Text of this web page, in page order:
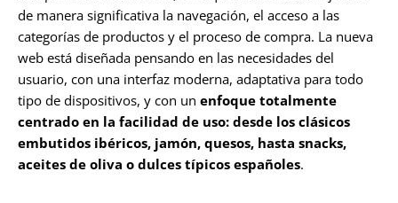
de manera significativa la navegación, el acceso a las
categorías de productos y el proceso de compra. La nueva
web está diseñada pensando en las necesidades del
usuario, con una interfaz moderna, adaptativa para todo
tipo de dispositivos, y con un enfoque totalmente
centrado en la facilidad de uso: desde los clásicos
embutidos ibéricos, jamón, quesos, hasta snacks,
aceites de oliva o dulces típicos españoles.